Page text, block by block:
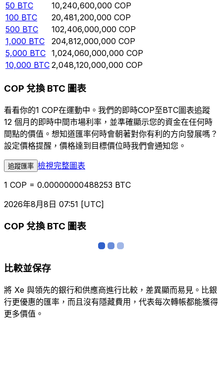
50 BTC 10,240,600,000 COP
100 BTC 20,481,200,000 COP
500 BTC 102,406,000,000 COP
1,000 BTC 204,812,000,000 COP
5,000 BTC 1,024,060,000,000 COP
10,000 BTC 2,048,120,000,000 COP
COP 兌換 BTC 圖表
看看你的1 COP在運動中。我們的即時COP至BTC圖表追蹤
12 個月的即時中間市場利率，並準確顯示您的資金在任何時
間點的價值。想知道匯率何時會朝著對你有利的方向發展嗎？
設定價格提醒，價格達到目標價位時我們會通知您。
追蹤匯率 檢視完整圖表
1 COP = 0.00000000488253 BTC
2026年8月8日 07:51 [UTC]
COP 兌換 BTC 圖表
比較並保存
將 Xe 與領先的銀行和供應商進行比較，差異顯而易見。比銀
行更優惠的匯率，而且沒有隱藏費用，代表每次轉帳都能獲得
更多價值。